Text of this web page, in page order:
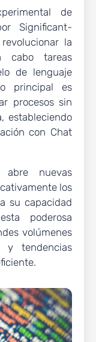
de
Significant-
la
cabo tareas
de lenguaje
principal es
procesos sin
estableciendo
con Chat
abre nuevas
los
su capacidad
poderosa
volúmenes
y tendencias